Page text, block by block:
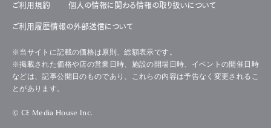
ご利用規約 個人の情報に関わる情報の取り扱いについて
ご利用履歴情報の外部送信について
※当サイトに記載の価格は原則、総額表示です。
※掲載された価格や店の営業日時、施設の開場日時、イベントの開催日時
などは、記事公開日のものであり、これらの内容は予告なく変更されるこ
とがあります。
© CE Media House Inc.